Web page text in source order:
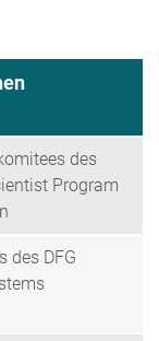
des
Program
des DFG